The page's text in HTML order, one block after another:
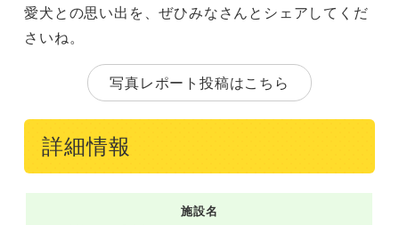
愛犬との思い出を、ぜひみなさんとシェアしてくだ
さいね。
写真レポート投稿はこちら
詳細情報
施設名